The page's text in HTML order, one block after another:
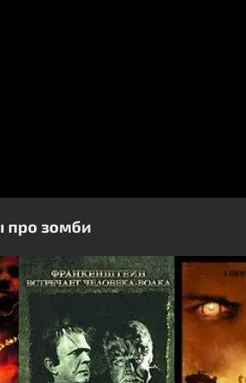
зомби